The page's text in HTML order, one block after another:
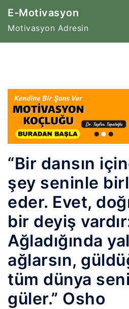
İçeriğe
E-Motivasyon
Motivasyon Adresin
“Bir dansın
şey seninle
eder. Evet,
bir deyiş
Ağladığında
ağlarsın,
tüm dünya
güler.” Osho